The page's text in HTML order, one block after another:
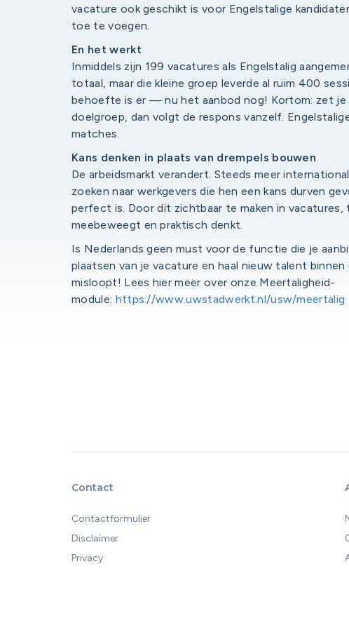
vacature ook geschikt is voor Engelstalige
toe te voegen.
En het werkt
Inmiddels zijn 199 vacatures als Engelstalig
totaal, maar die kleine groep leverde al ruim 400
behoefte is er — nu het aanbod nog! Kortom: zet je
doelgroep, dan volgt de respons vanzelf.
matches.
Kans denken in plaats van drempels bouwen
De arbeidsmarkt verandert. Steeds meer
zoeken naar werkgevers die hen een kans durven
perfect is. Door dit zichtbaar te maken in vacatures,
meebeweegt en praktisch denkt.
Is Nederlands geen must voor de functie die je
plaatsen van je vacature en haal nieuw talent
misloopt! Lees hier meer over onze Meertaligheid-
module: https://www.uwstadwerkt.nl/usw/meertalig
Contact
Contactformulier
Disclaimer
Privacy